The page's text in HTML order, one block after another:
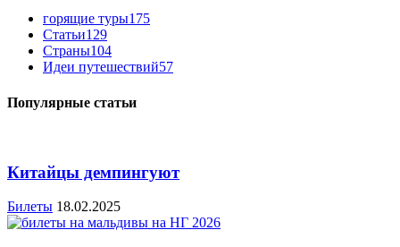
горящие туры175
Статьи129
Страны104
Идеи путешествий57
Популярные статьи
Китайцы демпингуют
Билеты 18.02.2025